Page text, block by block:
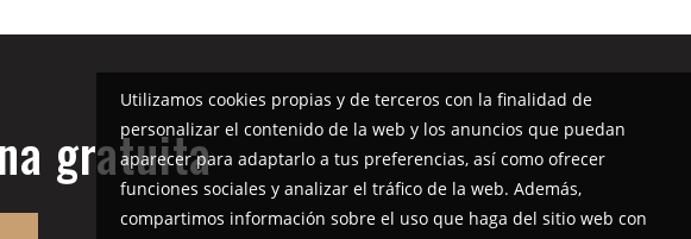
gratuita
Utilizamos cookies propias y de terceros con la finalidad de
personalizar el contenido de la web y los anuncios que puedan
aparecer para adaptarlo a tus preferencias, así como ofrecer
funciones sociales y analizar el tráfico de la web. Además,
compartimos información sobre el uso que haga del sitio web con